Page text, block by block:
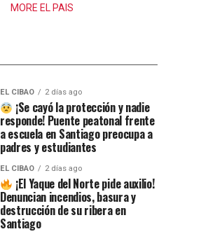
MORE EL PAIS
EL CIBAO 2 días ago
¡Se cayó la protección y nadie
responde! Puente peatonal frente
a escuela en Santiago preocupa a
padres y estudiantes
EL CIBAO 2 días ago
¡El Yaque del Norte pide auxilio!
Denuncian incendios, basura y
destrucción de su ribera en
Santiago